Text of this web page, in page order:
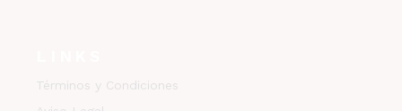
Términos y Condiciones